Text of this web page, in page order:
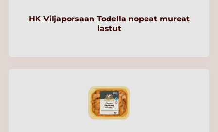
HK Viljaporsaan Todella nopeat mureat
lastut